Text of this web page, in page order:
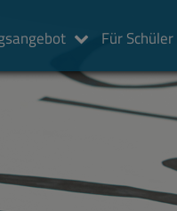
Für Schüler